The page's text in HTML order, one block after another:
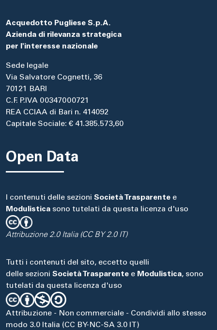
Acquedotto Pugliese S.p.A.
Azienda di rilevanza strategica
per l'interesse nazionale
Sede legale
Via Salvatore Cognetti, 36
70121 BARI
C.F. P.IVA 00347000721
REA CCIAA di Bari n. 414092
Capitale Sociale: € 41.385.573,60
Open Data
I contenuti delle sezioni Società Trasparente e
Modulistica sono tutelati da questa licenza d'uso
Attribuzione 2.0 Italia (CC BY 2.0 IT)
Tutti i contenuti del sito, eccetto quelli
delle sezioni Società Trasparente e Modulistica, sono
tutelati da questa licenza d'uso
Attribuzione - Non commerciale - Condividi allo stesso
modo 3.0 Italia (CC BY-NC-SA 3.0 IT)